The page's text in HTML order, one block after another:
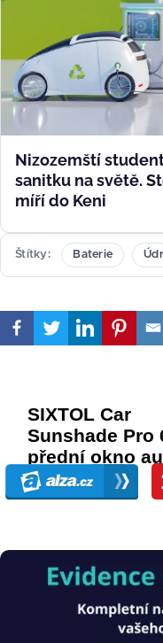
Nizozemští
sanitku na světě.
míří do Keni
Štítky Baterie
Obrázek